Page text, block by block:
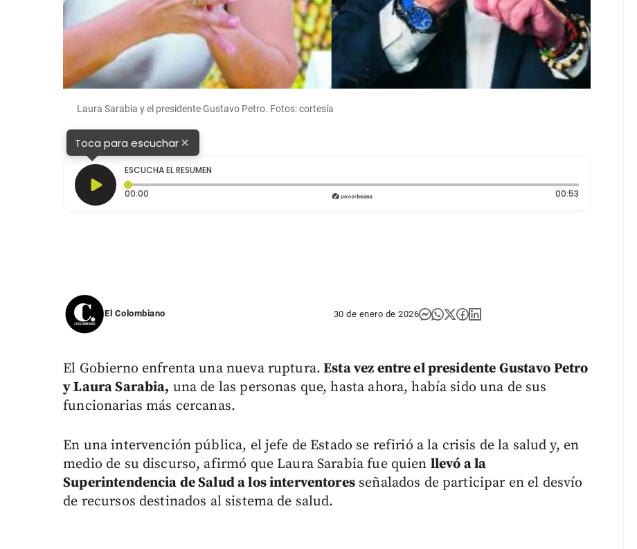
Laura Sarabia y el presidente Gustavo Petro. Fotos: cortesía
Toca para escuchar×
ESCUCHA EL RESUMEN
00:00
00:53Duración: 53
El Colombiano 30 de enero de 2026
El Gobierno enfrenta una nueva ruptura. Esta vez entre el presidente Gustavo Petro
y Laura Sarabia, una de las personas que, hasta ahora, había sido una de sus
funcionarias más cercanas.
En una intervención pública, el jefe de Estado se refirió a la crisis de la salud y, en
medio de su discurso, afirmó que Laura Sarabia fue quien llevó a la
Superintendencia de Salud a los interventoresseñalados de participar en el desvío
de recursos destinados al sistema de salud.